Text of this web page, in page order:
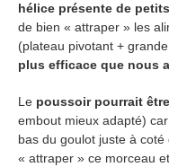
hélice présente de
de bien « attraper » les
(plateau pivotant +
plus efficace que nous
Le poussoir pourrait
embout mieux adapté)
bas du goulot juste à
« attraper » ce morceau